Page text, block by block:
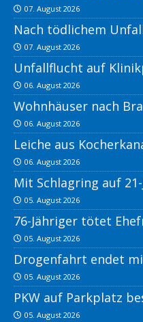
07. August 2026
Nach tödlichem
07. August 2026
Unfallflucht auf
06. August 2026
Wohnhäuser nach
06. August 2026
Leiche aus
06. August 2026
Mit Schlagring auf
05. August 2026
76-Jähriger tötet
05. August 2026
Drogenfahrt endet
05. August 2026
PKW auf Parkplatz
05. August 2026